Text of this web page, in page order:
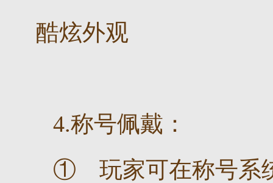
酷炫外观
4.称号佩戴：
① 玩家可在称号系